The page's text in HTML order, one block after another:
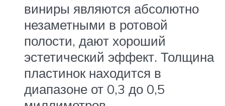
виниры являются абсолютно
незаметными в ротовой
полости, дают хороший
эстетический эффект. Толщина
пластинок находится в
диапазоне от 0,3 до 0,5